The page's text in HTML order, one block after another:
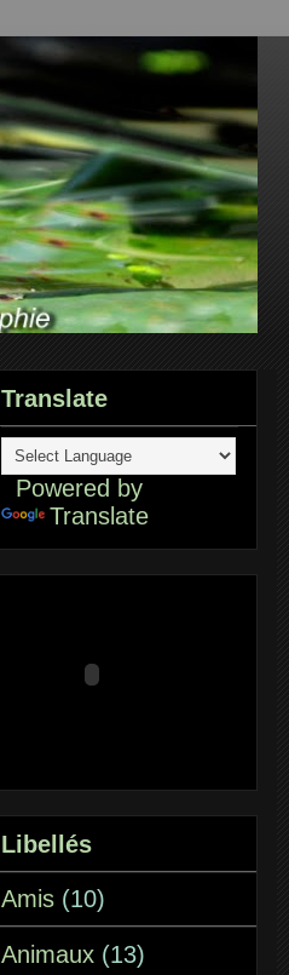
Translate
Powered by
Translate
Libellés
Amis (10)
Animaux (13)